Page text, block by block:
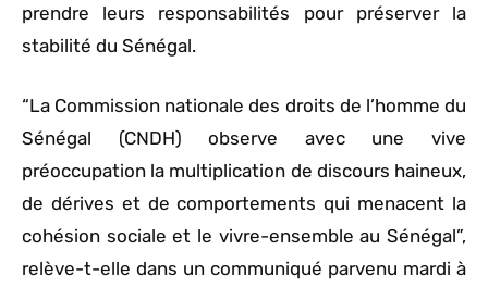
prendre leurs responsabilités pour préserver la
stabilité du Sénégal.
“La Commission nationale des droits de l’homme du
Sénégal (CNDH) observe avec une vive
préoccupation la multiplication de discours haineux,
de dérives et de comportements qui menacent la
cohésion sociale et le vivre-ensemble au Sénégal”,
relève-t-elle dans un communiqué parvenu mardi à